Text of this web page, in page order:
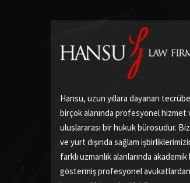
Hansu, uzun yıllara dayanan
birçok alanında profesyonel hizmet
uluslararası bir hukuk bürosudur.
ve yurt dışında sağlam
farklı uzmanlık alanlarında akademik
göstermiş profesyonel